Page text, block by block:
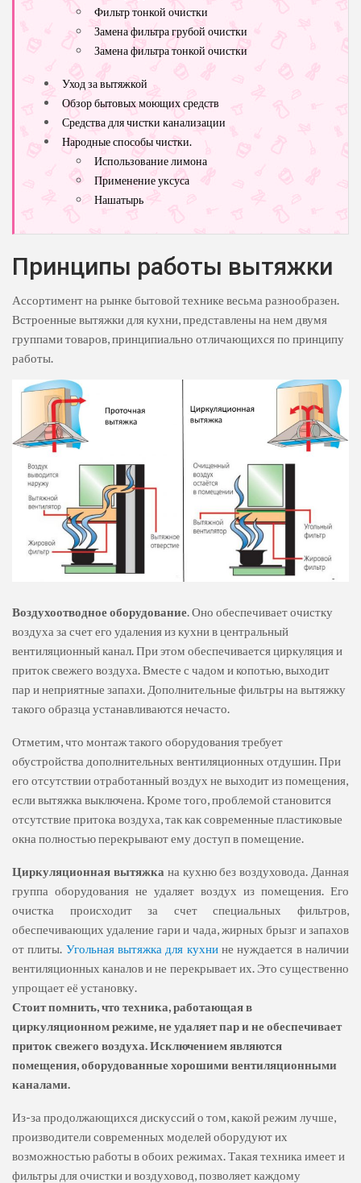
Фильтр тонкой очистки
Замена фильтра грубой очистки
Замена фильтра тонкой очистки
Уход за вытяжкой
Обзор бытовых моющих средств
Средства для чистки канализации
Народные способы чистки.
Использование лимона
Применение уксуса
Нашатырь
Принципы работы вытяжки
Ассортимент на рынке бытовой технике весьма разнообразен.
Встроенные вытяжки для кухни, представлены на нем двумя
группами товаров, принципиально отличающихся по принципу
работы.
Воздухоотводное оборудование. Оно обеспечивает очистку
воздуха за счет его удаления из кухни в центральный
вентиляционный канал. При этом обеспечивается циркуляция и
приток свежего воздуха. Вместе с чадом и копотью, выходит
пар и неприятные запахи. Дополнительные фильтры на вытяжку
такого образца устанавливаются нечасто.
Отметим, что монтаж такого оборудования требует
обустройства дополнительных вентиляционных отдушин. При
его отсутствии отработанный воздух не выходит из помещения,
если вытяжка выключена. Кроме того, проблемой становится
отсутствие притока воздуха, так как современные пластиковые
окна полностью перекрывают ему доступ в помещение.
Циркуляционная вытяжка на кухню без воздуховода. Данная
группа оборудования не удаляет воздух из помещения. Его
очистка происходит за счет специальных фильтров,
обеспечивающих удаление гари и чада, жирных брызг и запахов
от плиты. Угольная вытяжка для кухнине нуждается в наличии
вентиляционных каналов и не перекрывает их. Это существенно
упрощает её установку.
Стоит помнить, что техника, работающая в
циркуляционном режиме, не удаляет пар и не обеспечивает
приток свежего воздуха. Исключением являются
помещения, оборудованные хорошими вентиляционными
каналами.
Из-за продолжающихся дискуссий о том, какой режим лучше,
производители современных моделей оборудуют их
возможностью работы в обоих режимах. Такая техника имеет и
фильтры для очистки и воздуховод, позволяет каждому